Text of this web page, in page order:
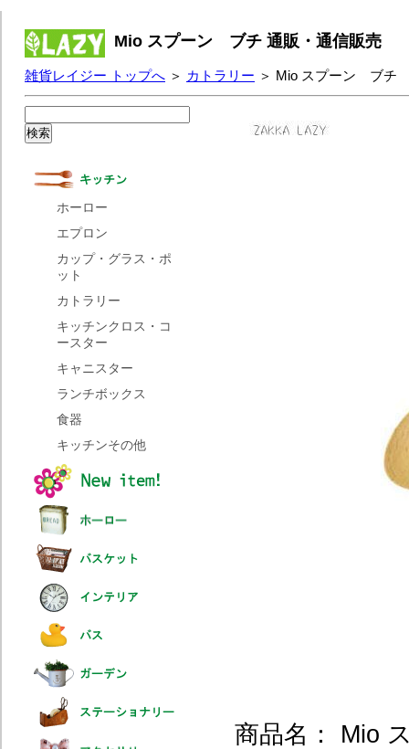
Mio スプーン ブチ 通販・通信販売
雑貨レイジー トップへ ＞ カトラリー ＞ Mio スプーン ブチ
商品名： Mio
ホーロー
エプロン
カップ・グラス・ポ
ット
カトラリー
キッチンクロス・コ
ースター
キャニスター
ランチボックス
食器
キッチンその他